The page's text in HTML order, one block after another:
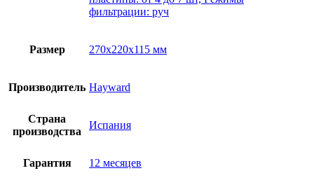
фильтрации: руч
Размер 270x220x115 мм
Производитель Hayward
Страна
производства
Испания
Гарантия 12 месяцев